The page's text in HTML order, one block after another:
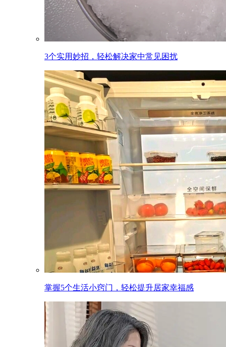
3个实用妙招，轻松解决家中常见困扰
掌握5个生活小窍门，轻松提升居家幸福感